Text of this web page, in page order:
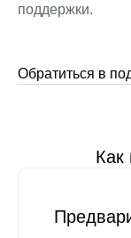
поддержки.
Обратиться в
Как